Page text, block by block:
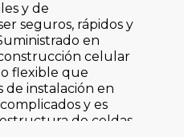
y de
seguros, rápidos y
en
celular
flexible que
de instalación en
y es
de celdas